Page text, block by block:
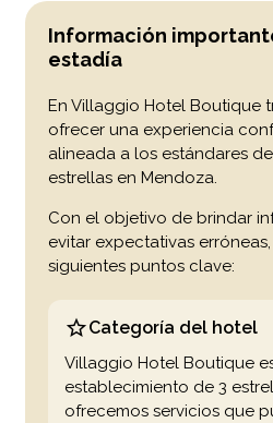
Información
estadía
En Villaggio Hotel Boutique
ofrecer una experiencia
alineada a los estándares
estrellas en Mendoza.
Con el objetivo de brindar
evitar expectativas
siguientes puntos clave:
Categoría del hotel
Villaggio Hotel Boutique
establecimiento de 3
ofrecemos servicios que